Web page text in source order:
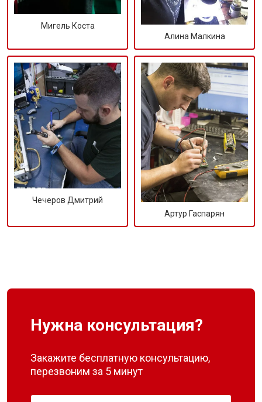
Мигель Коста
Алина Малкина
Чечеров Дмитрий
Артур Гаспарян
Нужна консультация?
Закажите бесплатную консультацию,
перезвоним за 5 минут